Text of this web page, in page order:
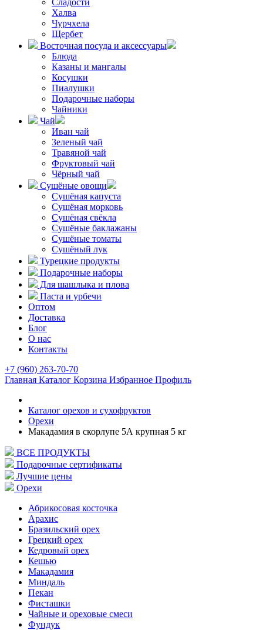
Сладости
Халва
Чурчхела
Щербет
Восточная посуда и аксессуары
Блюда
Казаны и мангалы
Косушки
Пиалушки
Подарочные наборы
Чайники
Чай
Иван чай
Зеленый чай
Травяной чай
Фруктовый чай
Чёрный чай
Сушёные овощи
Сушёная капуста
Сушёная морковь
Сушёная свёкла
Сушёные баклажаны
Сушёные томаты
Сушёный лук
Турецкие продукты
Подарочные наборы
Для шашлыка и плова
Паста и урбечи
Оптом
Доставка
Блог
О нас
Контакты
+7 (960) 263-70-70
Главная Каталог Корзина Избранное Профиль
Каталог орехов и сухофруктов
Орехи
Макадамия в скорлупе 5А крупная 5 кг
ВСЕ ПРОДУКТЫ
Подарочные сертификаты
Лучшие цены
Орехи
Абрикосовая косточка
Арахис
Бразильский орех
Грецкий орех
Кедровый орех
Кешью
Макадамия
Миндаль
Пекан
Фисташки
Чайные и ореховые смеси
Фундук